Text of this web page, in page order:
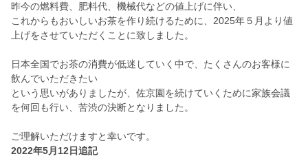
昨今の燃料費、肥料代、機械代などの値上げに伴い、
これからもおいしいお茶を作り続けるために、2025年５月より値
上げをさせていただくことに致しました。
日本全国でお茶の消費が低迷していく中で、たくさんのお客様に
飲んでいただきたい
という思いがありましたが、佐京園を続けていくために家族会議
を何回も行い、苦渋の決断となりました。
ご理解いただけますと幸いです。
2022年5月12日追記